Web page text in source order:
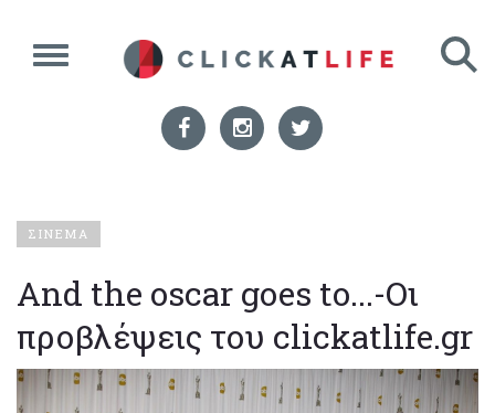
ΣΙΝΕΜΑ
Αnd the oscar goes to...-Οι
προβλέψεις του clickatlife.gr